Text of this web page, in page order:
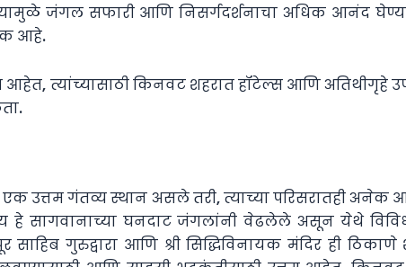
जंगल सफारी आणि निसर्गदर्शनाचा अधिक आनंद
आहे.
त्यांच्यासाठी किनवट शहरात हॉटेल्स आणि अतिथीगृहे
एक उत्तम गंतव्य स्थान असले तरी, त्याच्या परिसरातही
घनदाट जंगलांनी वेढलेले असून येथे विविध
साहिब गुरुद्वारा आणि श्री सिद्धिविनायक मंदिर ही